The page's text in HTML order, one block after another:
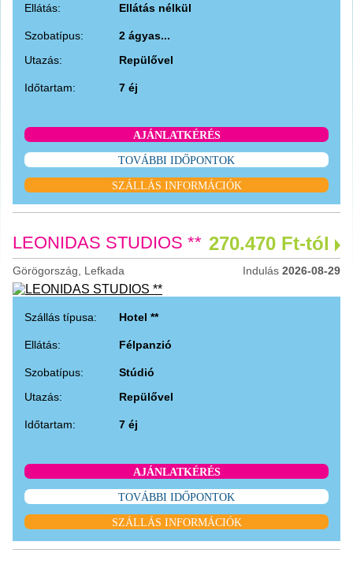
Ellátás: Ellátás nélkül
Szobatípus:
2 ágyas...
Utazás:
Repülővel
Időtartam: 7 éj
AJÁNLATKÉRÉS
TOVÁBBI IDŐPONTOK
SZÁLLÁS INFORMÁCIÓK
LEONIDAS STUDIOS ** 270.470 Ft-tól
Görögország, Lefkada Indulás 2026-08-29
Szállás típusa: Hotel **
Ellátás: Félpanzió
Szobatípus:
Stúdió
Utazás:
Repülővel
Időtartam: 7 éj
AJÁNLATKÉRÉS
TOVÁBBI IDŐPONTOK
SZÁLLÁS INFORMÁCIÓK